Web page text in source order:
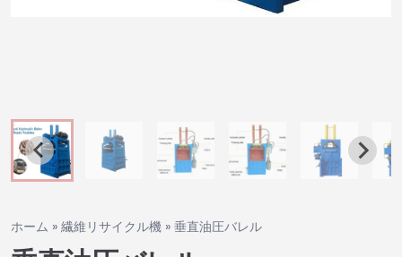
ホーム » 繊維リサイクル機 » 垂直油圧バレル